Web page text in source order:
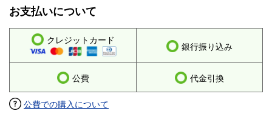
お支払いについて
クレジットカード
銀行振り込み
公費 代金引換
公費での購入について